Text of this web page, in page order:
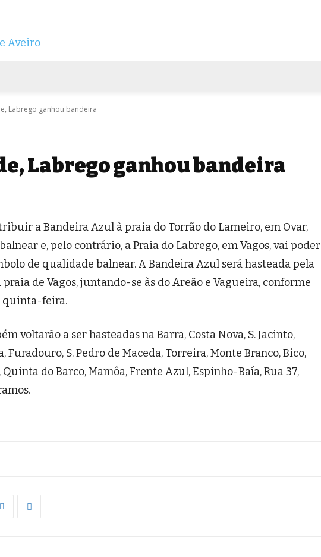
Labrego ganhou bandeira
Labrego ganhou bandeira
a Bandeira Azul à praia do Torrão do Lameiro, em Ovar,
e, pelo contrário, a Praia do Labrego, em Vagos, vai poder
de qualidade balnear. A Bandeira Azul será hasteada pela
de Vagos, juntando-se às do Areão e Vagueira, conforme
quinta-feira.
voltarão a ser hasteadas na Barra, Costa Nova, S. Jacinto,
Furadouro, S. Pedro de Maceda, Torreira, Monte Branco, Bico,
Quinta do Barco, Mamôa, Frente Azul, Espinho-Baía, Rua 37,